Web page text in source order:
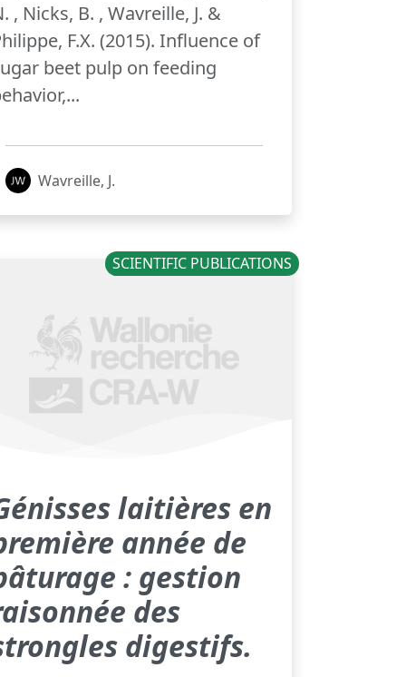
, Nicks, B. , Wavreille, J. &
F.X. (2015). Influence of
beet pulp on feeding
Wavreille, J.
SCIENTIFIC PUBLICATIONS
laitières en
année de
: gestion
des
digestifs.